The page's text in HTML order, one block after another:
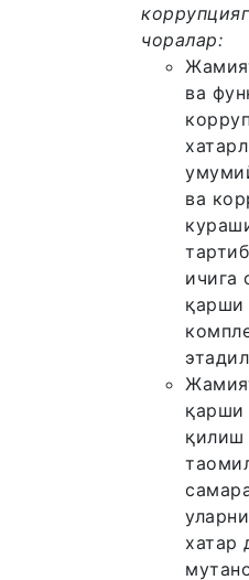
чоралар:
ва
ва
ичига
қарши
қарши
қилиш
хатар